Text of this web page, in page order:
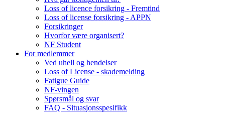
Loss of licence forsikring - Fremtind
Loss of license forsikring - APPN
Forsikringer
Hvorfor være organisert?
NF Student
For medlemmer
Ved uhell og hendelser
Loss of License - skademelding
Fatigue Guide
NF-vingen
Spørsmål og svar
FAQ - Situasjonsspesifikk